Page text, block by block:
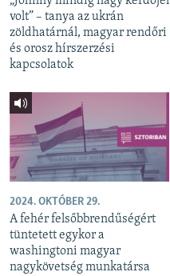
volt” – tanya az ukrán
zöldhatárnál, magyar rendőri
és orosz hírszerzési
kapcsolatok
2024. OKTÓBER 29.
A fehér felsőbbrendűségért
tüntetett egykor a
washingtoni magyar
nagykövetség munkatársa